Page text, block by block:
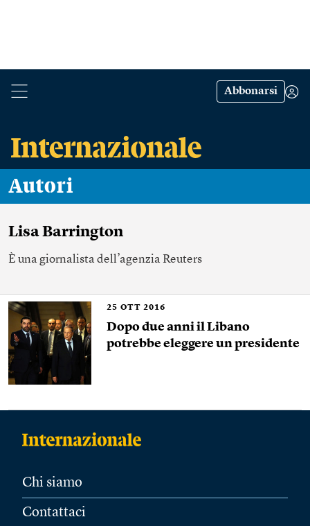
Abbonarsi
Autori
Lisa Barrington
È una giornalista dell’agenzia Reuters
25 OTT 2016
Dopo due anni il Libano
potrebbe eleggere un presidente
Chi siamo
Contattaci